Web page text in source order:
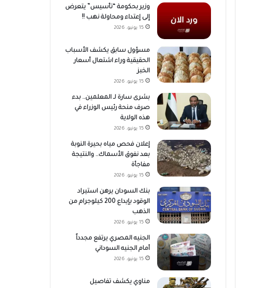
وزير بحكومة “تأسيس” يتعرض
إلى إعتداء ومحاولة نهب !!
15 يونيو، 2026
مسؤول سابق يكشف الأسباب
الحقيقية وراء اشتعال أسعار
الخبز
15 يونيو، 2026
بشرى سارة لـ المعلمين.. بدء
صرف منحة رئيس الوزراء في
هذه الولاية
15 يونيو، 2026
إعلان فحص مياه بحيرة النوبة
بعد نفوق الأسماك.. والنتيجة
مفاجأة
15 يونيو، 2026
بنك السودان يرهن استيراد
الوقود بإيداع 200 كيلوجرام من
الذهب
15 يونيو، 2026
الجنيه المصري يرتفع مجدداً
أمام الجنيه السوداني
15 يونيو، 2026
مناوي يكشف تفاصيل